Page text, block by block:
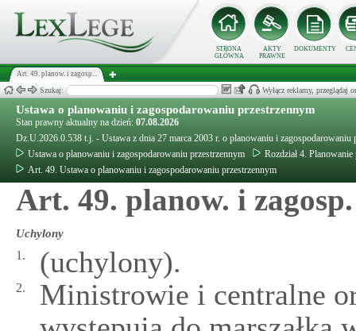
STRONA
GŁÓWNA
AKTY
PRAWNE
DOKUMENTY
Art. 49. planow. i zagosp...
Szukaj: Wyłącz reklamy, przeglądaj
Ustawa o planowaniu i zagospodarowaniu przestrzennym
Stan prawny aktualny na dzień: 07.08.2026
Dz.U.2026.0.538 t.j. - Ustawa z dnia 27 marca 2003 r. o planowaniu i zagospodarowaniu
Ustawa o planowaniu i zagospodarowaniu przestrzennym
Rozdział 4.
Art. 49. Ustawa o planowaniu i zagospodarowaniu przestrzennym
Art. 49. planow. i
Uchylony
1. (uchylony).
2.
Ministrowie i centralne